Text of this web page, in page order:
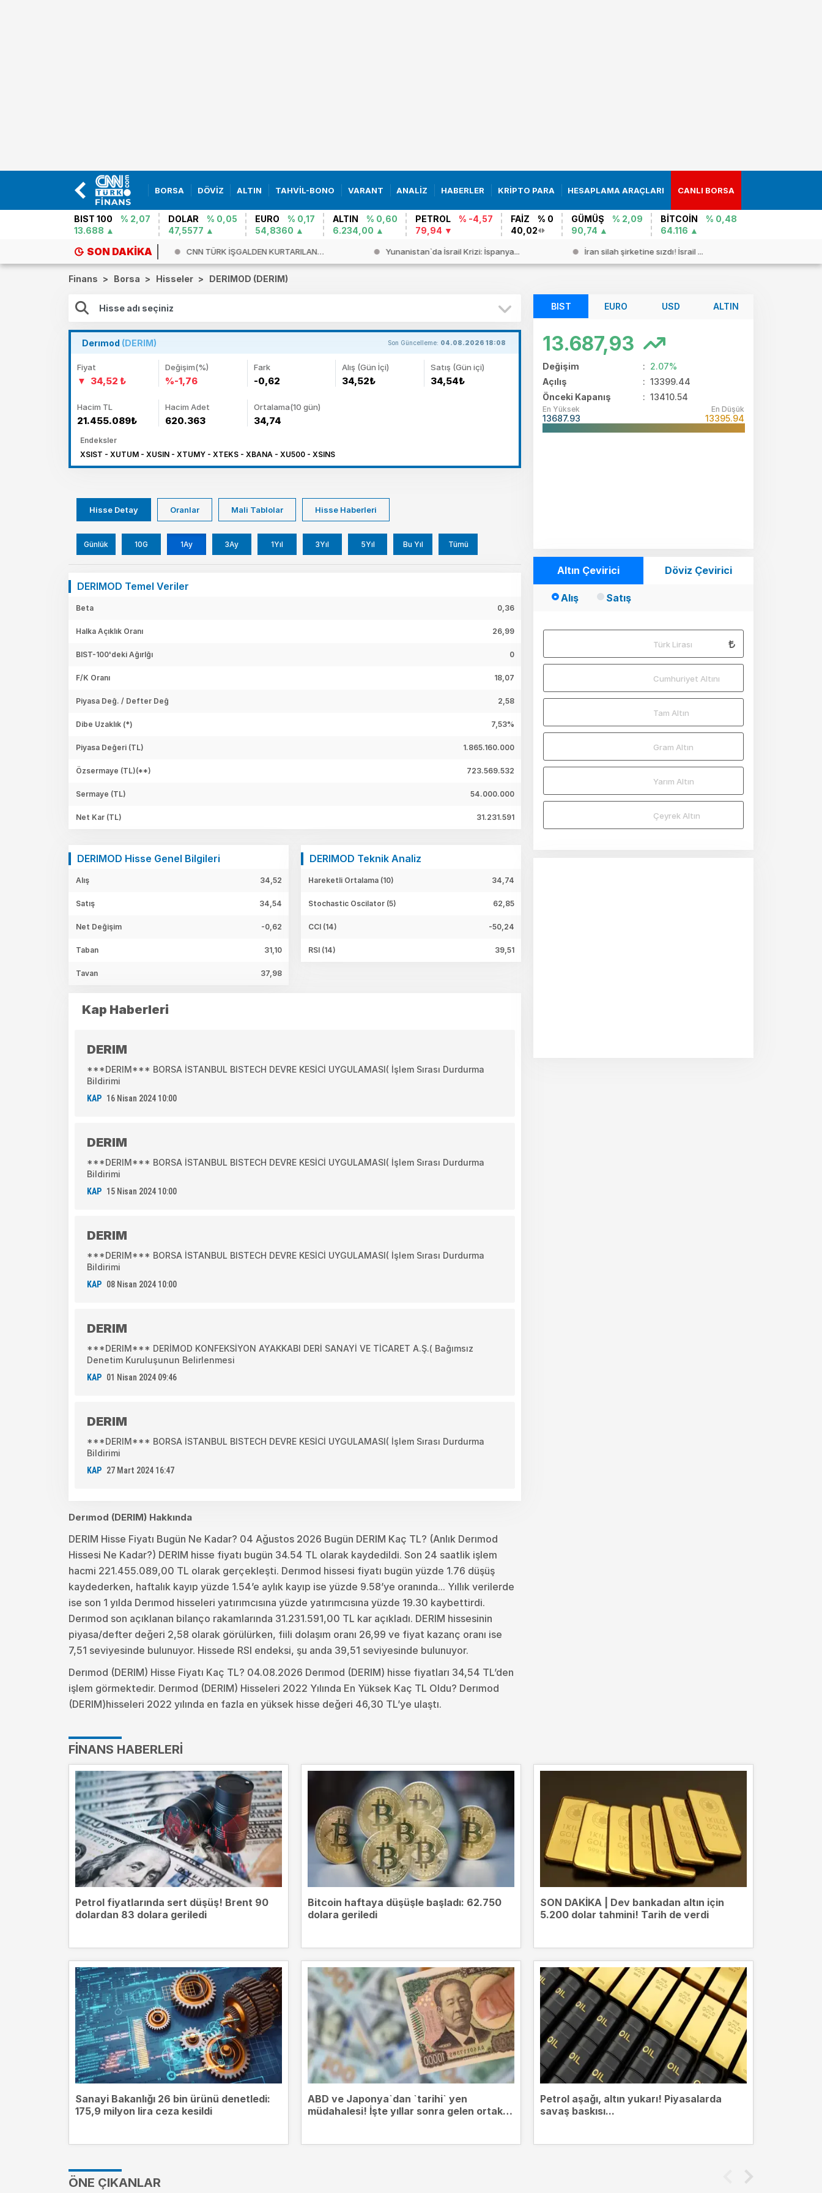
BORSA DÖVİZ ALTIN TAHVİL-BONO VARANT ANALİZ HABERLER KRİPTO PARA HESAPLAMA ARAÇLARI CANLI BORSA
BIST 100
% 2,07
13.688
DOLAR
% 0,05
47,5577
EURO
% 0,17
54,8360
ALTIN
% 0,60
6.234,00
PETROL
% -4,57
79,94
FAİZ
% 0
40,02
GÜMÜŞ
% 2,09
90,74
BİTCOİN
% 0,48
64.116
SON DAKIKA
Yanardağı uyandı! O ülke ‘tur...
CNN TÜRK İŞGALDEN KURTARILAN
KARABA...
Yunanistan`da İsrail Krizi: İspanya... İran silah şirketine sızdı! İsrail ...
Finans > Borsa > Hisseler > DERIMOD (DERIM)
Derımod (DERIM) Son Güncelleme: 04.08.2026 18:08
Fiyat
34,52 ₺
Değişim(%)
%-1,76
Fark
-0,62
Alış (Gün İçi)
34,52₺
Satış (Gün içi)
34,54₺
Hacim TL
21.455.089₺
Hacim Adet
620.363
Ortalama(10 gün)
34,74
Endeksler
XSIST - XUTUM - XUSIN - XTUMY - XTEKS - XBANA - XU500 - XSINS
Hisse Detay Oranlar Mali Tablolar Hisse Haberleri
Günlük 10G 1Ay 3Ay 1Yıl 3Yıl 5Yıl Bu Yıl Tümü
DERIMOD Temel Veriler
Beta 0,36
Halka Açıklık Oranı 26,99
BIST-100'deki Ağırlğı 0
F/K Oranı 18,07
Piyasa Değ. / Defter Değ 2,58
Dibe Uzaklık (*) 7,53%
Piyasa Değeri (TL) 1.865.160.000
Özsermaye (TL)(**) 723.569.532
Sermaye (TL) 54.000.000
Net Kar (TL) 31.231.591
DERIMOD Hisse Genel Bilgileri
Alış 34,52
Satış 34,54
Net Değişim -0,62
Taban 31,10
Tavan 37,98
DERIMOD Teknik Analiz
Hareketli Ortalama (10) 34,74
Stochastic Oscilator (5) 62,85
CCI (14) -50,24
RSI (14) 39,51
Kap Haberleri
DERIM
***DERIM*** BORSA İSTANBUL BISTECH DEVRE KESİCİ UYGULAMASI( İşlem Sırası Durdurma
Bildirimi
KAP 16 Nisan 2024 10:00
DERIM
***DERIM*** BORSA İSTANBUL BISTECH DEVRE KESİCİ UYGULAMASI( İşlem Sırası Durdurma
Bildirimi
KAP 15 Nisan 2024 10:00
DERIM
***DERIM*** BORSA İSTANBUL BISTECH DEVRE KESİCİ UYGULAMASI( İşlem Sırası Durdurma
Bildirimi
KAP 08 Nisan 2024 10:00
DERIM
***DERIM*** DERİMOD KONFEKSİYON AYAKKABI DERİ SANAYİ VE TİCARET A.Ş.( Bağımsız
Denetim Kuruluşunun Belirlenmesi
KAP 01 Nisan 2024 09:46
DERIM
***DERIM*** BORSA İSTANBUL BISTECH DEVRE KESİCİ UYGULAMASI( İşlem Sırası Durdurma
Bildirimi
KAP 27 Mart 2024 16:47
Derımod (DERIM) Hakkında
DERIM Hisse Fiyatı Bugün Ne Kadar? 04 Ağustos 2026 Bugün DERIM Kaç TL? (Anlık Derımod
Hissesi Ne Kadar?) DERIM hisse fiyatı bugün 34.54 TL olarak kaydedildi. Son 24 saatlik işlem
hacmi 221.455.089,00 TL olarak gerçekleşti. Derımod hissesi fiyatı bugün yüzde 1.76 düşüş
kaydederken, haftalık kayıp yüzde 1.54’e aylık kayıp ise yüzde 9.58’ye oranında... Yıllık verilerde
ise son 1 yılda Derımod hisseleri yatırımcısına yüzde yatırımcısına yüzde 19.30 kaybettirdi.
Derımod son açıklanan bilanço rakamlarında 31.231.591,00 TL kar açıkladı. DERIM hissesinin
piyasa/defter değeri 2,58 olarak görülürken, fiili dolaşım oranı 26,99 ve fiyat kazanç oranı ise
7,51 seviyesinde bulunuyor. Hissede RSI endeksi, şu anda 39,51 seviyesinde bulunuyor.
Derımod (DERIM) Hisse Fiyatı Kaç TL? 04.08.2026 Derımod (DERIM) hisse fiyatları 34,54 TL’den
işlem görmektedir. Derımod (DERIM) Hisseleri 2022 Yılında En Yüksek Kaç TL Oldu? Derımod
(DERIM)hisseleri 2022 yılında en fazla en yüksek hisse değeri 46,30 TL’ye ulaştı.
BIST EURO USD ALTIN
13.687,93
Değişim : 2.07%
Açılış
: 13399.44
Önceki Kapanış
: 13410.54
En Yüksek
13687.93
En Düşük
13395.94
Altın Çevirici Döviz Çevirici
Alış Satış
Türk Lirası
Cumhuriyet Altını
Tam Altın
Gram Altın
Yarım Altın
Çeyrek Altın
FINANS HABERLERI
Petrol fiyatlarında sert düşüş! Brent 90
dolardan 83 dolara geriledi
Bitcoin haftaya düşüşle başladı: 62.750
dolara geriledi
SON DAKİKA | Dev bankadan altın için
5.200 dolar tahmini! Tarih de verdi
Sanayi Bakanlığı 26 bin ürünü denetledi:
175,9 milyon lira ceza kesildi
ABD ve Japonya`dan `tarihi` yen
müdahalesi! İşte yıllar sonra gelen ortak
Petrol aşağı, altın yukarı! Piyasalarda
savaş baskısı...
ÖNE ÇIKANLAR